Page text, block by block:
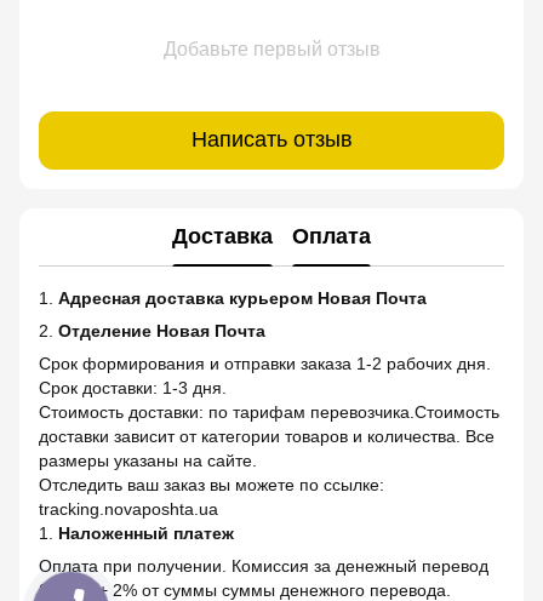
Добавьте первый отзыв
Написать отзыв
Доставка Оплата
1. Адресная доставка курьером Новая Почта
2. Отделение Новая Почта
Срок формирования и отправки заказа 1-2 рабочих дня.
Срок доставки: 1-3 дня.
Стоимость доставки: по тарифам перевозчика.Стоимость
доставки зависит от категории товаров и количества. Все
размеры указаны на сайте.
Отследить ваш заказ вы можете по ссылке:
tracking.novaposhta.ua
1. Наложенный платеж
Оплата при получении. Комиссия за денежный перевод
20 грн. + 2% от суммы суммы денежного перевода.